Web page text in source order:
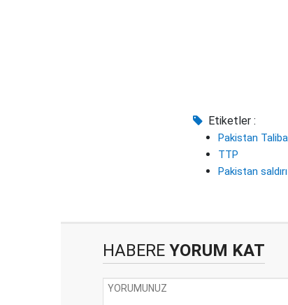
Etiketler :
Pakistan
TTP
Pakistan saldırı
HABERE YORUM KAT